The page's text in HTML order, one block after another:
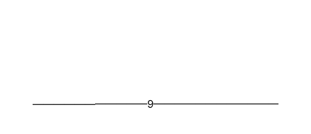
———————————9————————————